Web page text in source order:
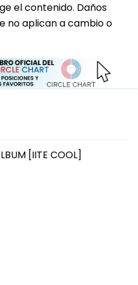
el contenido. Daños
no aplican a cambio o
[IITE COOL]